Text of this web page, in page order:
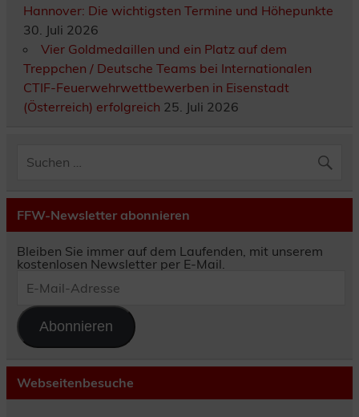
Hannover: Die wichtigsten Termine und Höhepunkte
30. Juli 2026
Vier Goldmedaillen und ein Platz auf dem
Treppchen / Deutsche Teams bei Internationalen
CTIF-Feuerwehrwettbewerben in Eisenstadt
(Österreich) erfolgreich 25. Juli 2026
FFW-Newsletter abonnieren
Bleiben Sie immer auf dem Laufenden, mit unserem
kostenlosen Newsletter per E-Mail.
Mail-
Abonnieren
Webseitenbesuche